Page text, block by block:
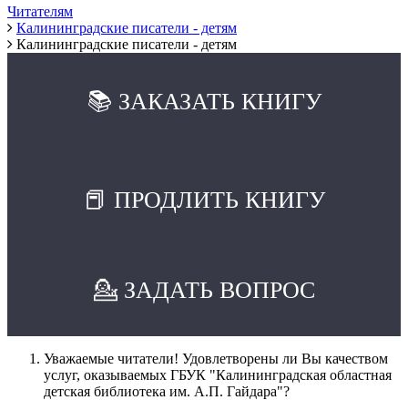
Читателям
Калининградские писатели - детям
Калининградские писатели - детям
📚 ЗАКАЗАТЬ КНИГУ
📕 ПРОДЛИТЬ КНИГУ
💁 ЗАДАТЬ ВОПРОС
Уважаемые читатели! Удовлетворены ли Вы качеством
услуг, оказываемых ГБУК "Калининградская областная
детская библиотека им. А.П. Гайдара"?